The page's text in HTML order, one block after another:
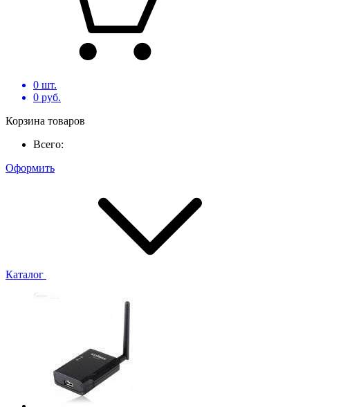
0 шт.
0 руб.
Корзина товаров
Всего:
Оформить
Каталог